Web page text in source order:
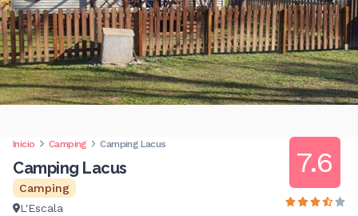
Inicio Camping Camping Lacus
Camping Lacus
Camping
L'Escala
7.6